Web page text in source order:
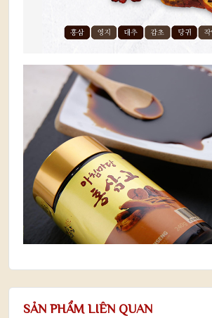
SẢN PHẨM LIÊN QUAN